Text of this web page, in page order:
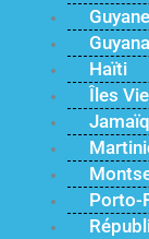
Guyane
Guyana
Haïti
Îles
Porto-